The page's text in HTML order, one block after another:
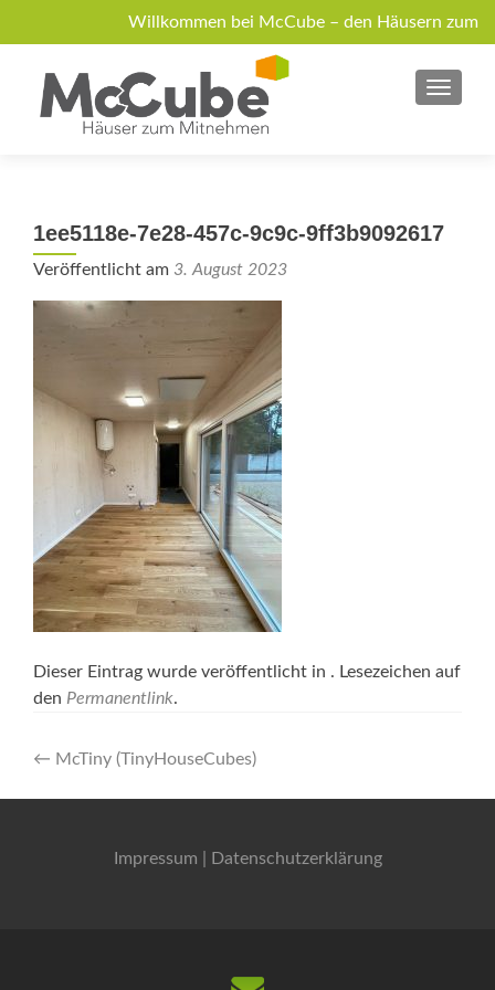
Willkommen bei McCube – den Häusern zum
Mitnehmen!
Über McCube Modelle News Anfrage
MENU
1ee5118e-7e28-457c-9c9c-9ff3b9092617
Veröffentlicht am 3. August 2023
Dieser Eintrag wurde veröffentlicht in . Lesezeichen auf
den Permanentlink.
Artikel-
Navigation
← McTiny (TinyHouseCubes)
Impressum Datenschutzerklärung